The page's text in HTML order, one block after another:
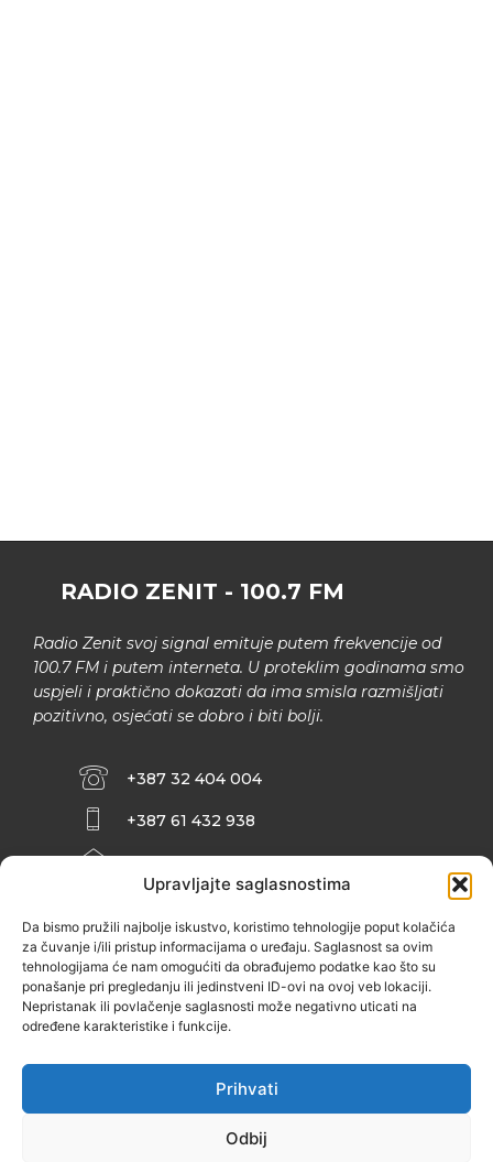
Upravljajte saglasnostima
Da bismo pružili najbolje iskustvo, koristimo tehnologije poput kolačića
za čuvanje i/ili pristup informacijama o uređaju. Saglasnost sa ovim
tehnologijama će nam omogućiti da obrađujemo podatke kao što su
ponašanje pri pregledanju ili jedinstveni ID-ovi na ovoj veb lokaciji.
Nepristanak ili povlačenje saglasnosti može negativno uticati na
određene karakteristike i funkcije.
Prihvati
Odbij
RADIO ZENIT - 100.7 FM
Radio Zenit svoj signal emituje putem frekvencije od
100.7 FM i putem interneta. U proteklim godinama smo
uspjeli i praktično dokazati da ima smisla razmišljati
pozitivno, osjećati se dobro i biti bolji.
+387 32 404 004
+387 61 432 938
INFO@ZENIT.BA
ZENIČANKA, 3. SPRAT), 72000 ZENICA